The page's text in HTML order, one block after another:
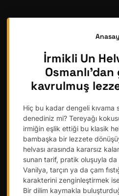
İrmikli Un
kavrulmuş
Hiç bu kadar dengeli kıvama
denediniz mi? Tereyağı
irmiğin eşlik ettiği bu klasik
bambaşka bir lezzete
helvası arasında kararsız
sunan tarif, pratik oluşuyla da
Vanilya, tarçın ya da çam
karakterini zenginleştirmek
Bir dilim kaymakla